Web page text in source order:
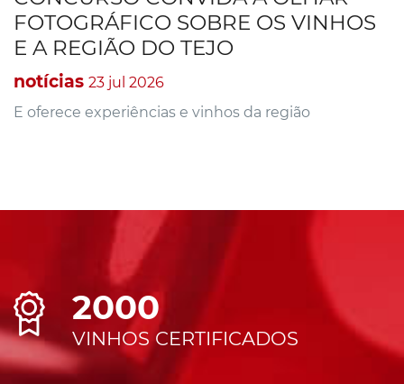
FOTOGRÁFICO SOBRE OS VINHOS
E A REGIÃO DO TEJO
notícias 23 jul 2026
E oferece experiências e vinhos da região
2000
VINHOS CERTIFICADOS